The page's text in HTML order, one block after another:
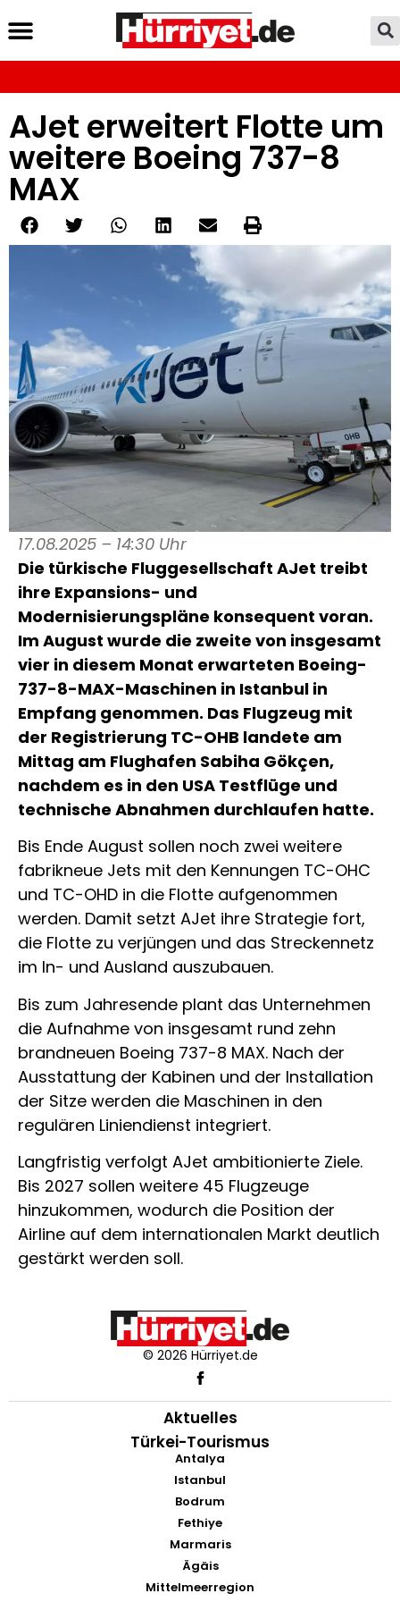
AJet erweitert Flotte um
weitere Boeing 737-8
MAX
17.08.2025 – 14:30 Uhr
Die türkische Fluggesellschaft AJet treibt
ihre Expansions- und
Modernisierungspläne konsequent voran.
Im August wurde die zweite von insgesamt
vier in diesem Monat erwarteten Boeing-
737-8-MAX-Maschinen in Istanbul in
Empfang genommen. Das Flugzeug mit
der Registrierung TC-OHB landete am
Mittag am Flughafen Sabiha Gökçen,
nachdem es in den USA Testflüge und
technische Abnahmen durchlaufen hatte.
Bis Ende August sollen noch zwei weitere
fabrikneue Jets mit den Kennungen TC-OHC
und TC-OHD in die Flotte aufgenommen
werden. Damit setzt AJet ihre Strategie fort,
die Flotte zu verjüngen und das Streckennetz
im In- und Ausland auszubauen.
Bis zum Jahresende plant das Unternehmen
die Aufnahme von insgesamt rund zehn
brandneuen Boeing 737-8 MAX. Nach der
Ausstattung der Kabinen und der Installation
der Sitze werden die Maschinen in den
regulären Liniendienst integriert.
Langfristig verfolgt AJet ambitionierte Ziele.
Bis 2027 sollen weitere 45 Flugzeuge
hinzukommen, wodurch die Position der
Airline auf dem internationalen Markt deutlich
gestärkt werden soll.
© 2026 Hürriyet.de
Aktuelles
Türkei-Tourismus
Antalya
Istanbul
Bodrum
Fethiye
Marmaris
Ägäis
Mittelmeerregion